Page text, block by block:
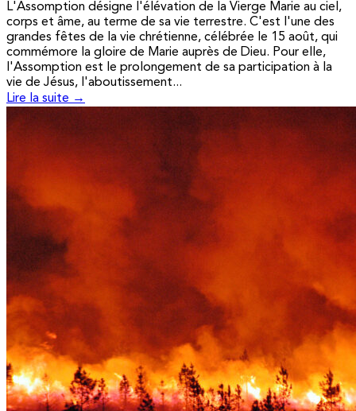
L'Assomption désigne l'élévation de la Vierge Marie au ciel,
corps et âme, au terme de sa vie terrestre. C'est l'une des
grandes fêtes de la vie chrétienne, célébrée le 15 août, qui
commémore la gloire de Marie auprès de Dieu. Pour elle,
l'Assomption est le prolongement de sa participation à la
vie de Jésus, l'aboutissement...
Lire la suite →